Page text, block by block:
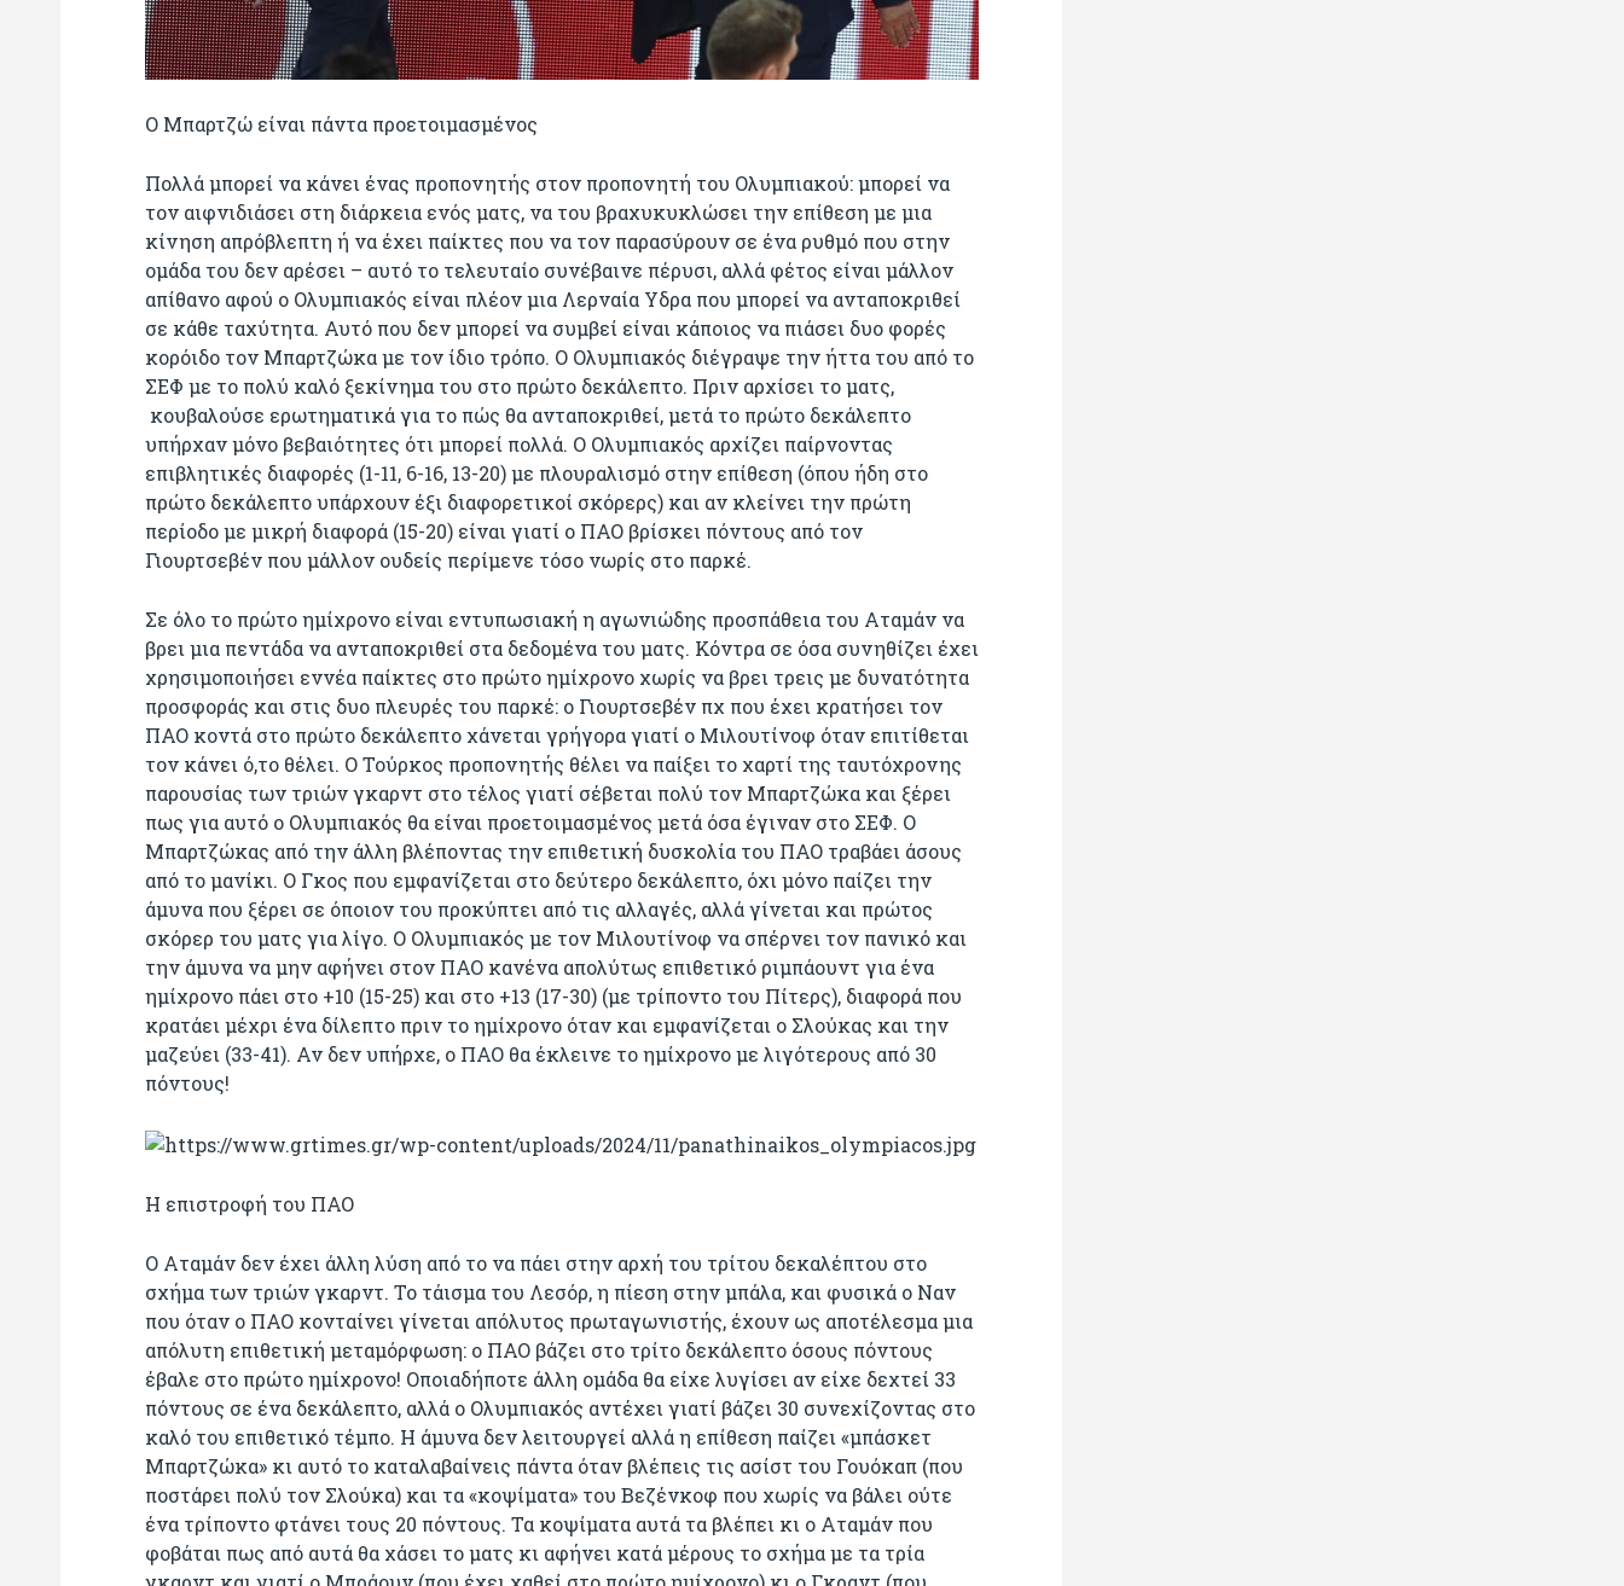
Ο Μπαρτζώ είναι πάντα προετοιμασμένος
Πολλά μπορεί να κάνει ένας προπονητής στον προπονητή του Ολυμπιακού: μπορεί να
τον αιφνιδιάσει στη διάρκεια ενός ματς, να του βραχυκυκλώσει την επίθεση με μια
κίνηση απρόβλεπτη ή να έχει παίκτες που να τον παρασύρουν σε ένα ρυθμό που στην
ομάδα του δεν αρέσει – αυτό το τελευταίο συνέβαινε πέρυσι, αλλά φέτος είναι μάλλον
απίθανο αφού ο Ολυμπιακός είναι πλέον μια Λερναία Υδρα που μπορεί να ανταποκριθεί
σε κάθε ταχύτητα. Αυτό που δεν μπορεί να συμβεί είναι κάποιος να πιάσει δυο φορές
κορόιδο τον Μπαρτζώκα με τον ίδιο τρόπο. Ο Ολυμπιακός διέγραψε την ήττα του από το
ΣΕΦ με το πολύ καλό ξεκίνημα του στο πρώτο δεκάλεπτο. Πριν αρχίσει το ματς,
κουβαλούσε ερωτηματικά για το πώς θα ανταποκριθεί, μετά το πρώτο δεκάλεπτο
υπήρχαν μόνο βεβαιότητες ότι μπορεί πολλά. Ο Ολυμπιακός αρχίζει παίρνοντας
επιβλητικές διαφορές (1-11, 6-16, 13-20) με πλουραλισμό στην επίθεση (όπου ήδη στο
πρώτο δεκάλεπτο υπάρχουν έξι διαφορετικοί σκόρερς) και αν κλείνει την πρώτη
περίοδο με μικρή διαφορά (15-20) είναι γιατί ο ΠΑΟ βρίσκει πόντους από τον
Γιουρτσεβέν που μάλλον ουδείς περίμενε τόσο νωρίς στο παρκέ.
Σε όλο το πρώτο ημίχρονο είναι εντυπωσιακή η αγωνιώδης προσπάθεια του Αταμάν να
βρει μια πεντάδα να ανταποκριθεί στα δεδομένα του ματς. Κόντρα σε όσα συνηθίζει έχει
χρησιμοποιήσει εννέα παίκτες στο πρώτο ημίχρονο χωρίς να βρει τρεις με δυνατότητα
προσφοράς και στις δυο πλευρές του παρκέ: ο Γιουρτσεβέν πχ που έχει κρατήσει τον
ΠΑΟ κοντά στο πρώτο δεκάλεπτο χάνεται γρήγορα γιατί ο Μιλουτίνοφ όταν επιτίθεται
τον κάνει ό,το θέλει. Ο Τούρκος προπονητής θέλει να παίξει το χαρτί της ταυτόχρονης
παρουσίας των τριών γκαρντ στο τέλος γιατί σέβεται πολύ τον Μπαρτζώκα και ξέρει
πως για αυτό ο Ολυμπιακός θα είναι προετοιμασμένος μετά όσα έγιναν στο ΣΕΦ. Ο
Μπαρτζώκας από την άλλη βλέποντας την επιθετική δυσκολία του ΠΑΟ τραβάει άσους
από το μανίκι. Ο Γκος που εμφανίζεται στο δεύτερο δεκάλεπτο, όχι μόνο παίζει την
άμυνα που ξέρει σε όποιον του προκύπτει από τις αλλαγές, αλλά γίνεται και πρώτος
σκόρερ του ματς για λίγο. Ο Ολυμπιακός με τον Μιλουτίνοφ να σπέρνει τον πανικό και
την άμυνα να μην αφήνει στον ΠΑΟ κανένα απολύτως επιθετικό ριμπάουντ για ένα
ημίχρονο πάει στο +10 (15-25) και στο +13 (17-30) (με τρίποντο του Πίτερς), διαφορά που
κρατάει μέχρι ένα δίλεπτο πριν το ημίχρονο όταν και εμφανίζεται ο Σλούκας και την
μαζεύει (33-41). Αν δεν υπήρχε, ο ΠΑΟ θα έκλεινε το ημίχρονο με λιγότερους από 30
πόντους!
Η επιστροφή του ΠΑΟ
Ο Αταμάν δεν έχει άλλη λύση από το να πάει στην αρχή του τρίτου δεκαλέπτου στο
σχήμα των τριών γκαρντ. Το τάισμα του Λεσόρ, η πίεση στην μπάλα, και φυσικά ο Ναν
που όταν ο ΠΑΟ κονταίνει γίνεται απόλυτος πρωταγωνιστής, έχουν ως αποτέλεσμα μια
απόλυτη επιθετική μεταμόρφωση: ο ΠΑΟ βάζει στο τρίτο δεκάλεπτο όσους πόντους
έβαλε στο πρώτο ημίχρονο! Οποιαδήποτε άλλη ομάδα θα είχε λυγίσει αν είχε δεχτεί 33
πόντους σε ένα δεκάλεπτο, αλλά ο Ολυμπιακός αντέχει γιατί βάζει 30 συνεχίζοντας στο
καλό του επιθετικό τέμπο. Η άμυνα δεν λειτουργεί αλλά η επίθεση παίζει «μπάσκετ
Μπαρτζώκα» κι αυτό το καταλαβαίνεις πάντα όταν βλέπεις τις ασίστ του Γουόκαπ (που
ποστάρει πολύ τον Σλούκα) και τα «κοψίματα» του Βεζένκοφ που χωρίς να βάλει ούτε
ένα τρίποντο φτάνει τους 20 πόντους. Τα κοψίματα αυτά τα βλέπει κι ο Αταμάν που
φοβάται πως από αυτά θα χάσει το ματς κι αφήνει κατά μέρους το σχήμα με τα τρία